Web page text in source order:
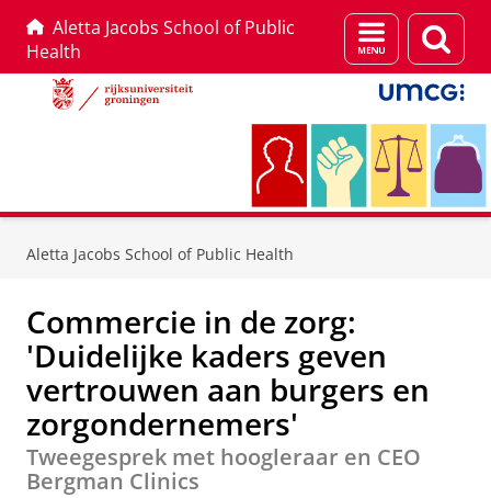
Aletta Jacobs School of Public
Health
Menu
en
zoeken
Aletta Jacobs School of Public Health
Commercie in de zorg:
'Duidelijke kaders geven
vertrouwen aan burgers en
zorgondernemers'
Tweegesprek met hoogleraar en CEO
Bergman Clinics